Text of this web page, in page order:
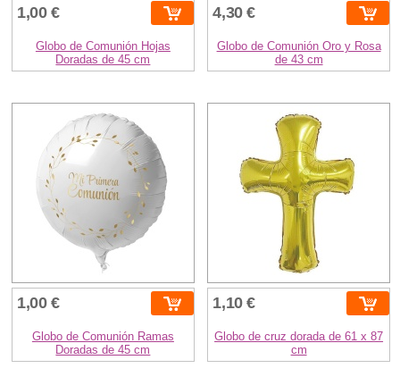
1,00 €
Globo de Comunión Hojas
Doradas de 45 cm
4,30 €
Globo de Comunión Oro y Rosa
de 43 cm
1,00 €
Globo de Comunión Ramas
Doradas de 45 cm
1,10 €
Globo de cruz dorada de 61 x 87
cm